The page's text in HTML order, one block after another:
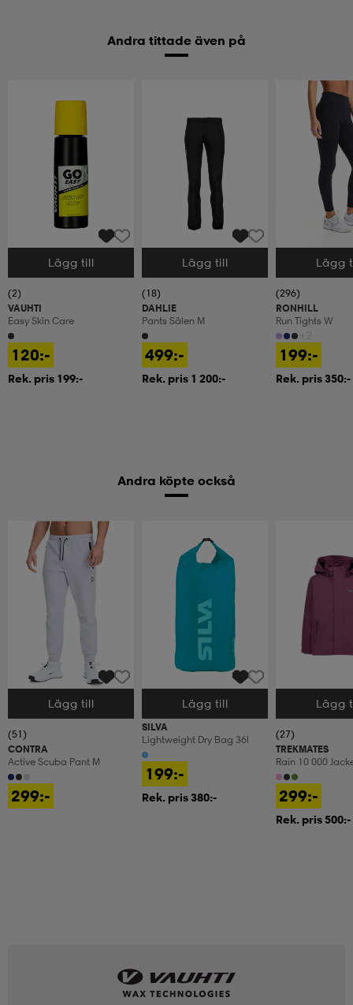
Andra tittade även på
Välj storlek
Lägg till
(2)
VAUHTI
Easy Skin Care
120:-
Rek. pris 199:-
Välj storlek
Lägg till
(18)
DAHLIE
Pants Sälen M
499:-
Rek. pris 1 200:-
Välj storlek
Lägg
(296)
RONHILL
Run Tights W
199:-
Rek. pris 350:-
Andra köpte också
Välj storlek
Lägg till
(51)
CONTRA
Active Scuba Pant M
299:-
Välj storlek
Lägg till
SILVA
Lightweight Dry Bag 36l
199:-
Rek. pris 380:-
Välj storlek
Lägg
(27)
TREKMATES
Rain 10 000
Regnjacka,
299:-
Rek. pris 500:-